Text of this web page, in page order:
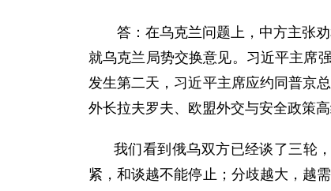
答：在乌克兰问题上，中方主张
就乌克兰局势交换意见。习近平主席
发生第二天，习近平主席应约同普京
外长拉夫罗夫、欧盟外交与安全政策
我们看到俄乌双方已经谈了三轮
紧，和谈越不能停止；分歧越大，越